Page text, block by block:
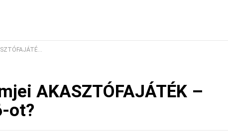
kitalálod mind a 6-ot?
AKASZTÓFAJÁTÉK –
ot?